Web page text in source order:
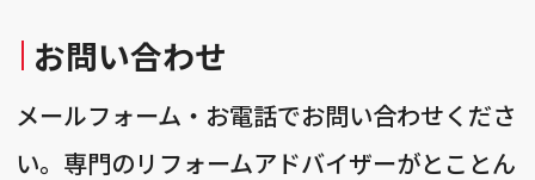
お問い合わせ
メールフォーム・お電話でお問い合わせくださ
い。専門のリフォームアドバイザーがとことん